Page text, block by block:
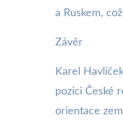
a Ruskem,
Závěr
Karel
pozici České
orientace